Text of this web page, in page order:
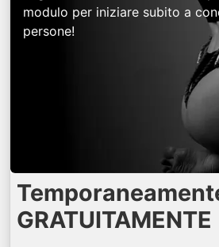
modulo per iniziare subito a
persone!
GRATUITAMENTE